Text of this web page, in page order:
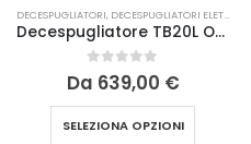
,TAGLIO DELL'ERBA
DECESPUGLIATORI, DECESPUGLIATORI ELETTRICI ED A BATTERIA
Decespugliatore TB20L Optimus Cramer
Su 5
Da 639,00 €
SELEZIONA OPZIONI